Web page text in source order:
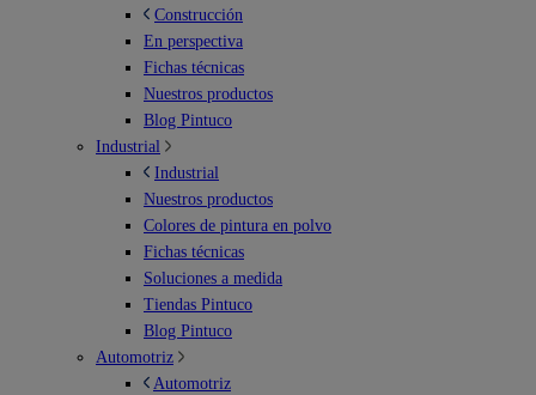
Construcción
En perspectiva
Fichas técnicas
Nuestros productos
Blog Pintuco
Industrial
Industrial
Nuestros productos
Colores de pintura en polvo
Fichas técnicas
Soluciones a medida
Tiendas Pintuco
Blog Pintuco
Automotriz
Automotriz